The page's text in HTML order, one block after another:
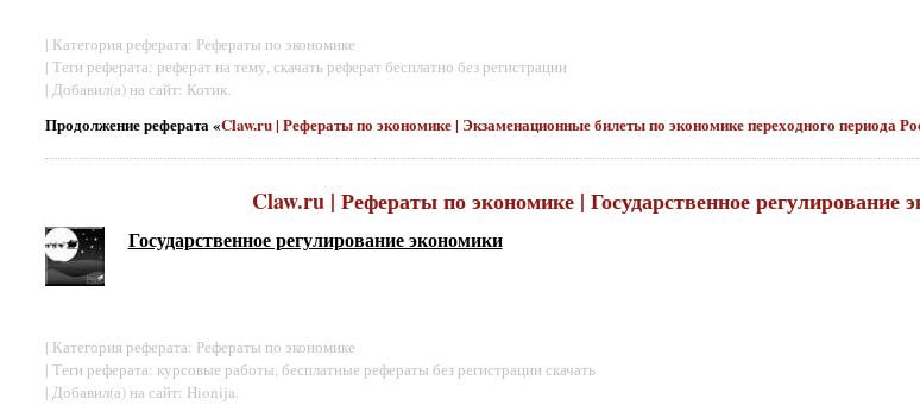
| Категория реферата: Рефераты по экономике
| Теги реферата: реферат на тему, скачать реферат бесплатно без регистрации
| Добавил(а) на сайт: Котик.
Продолжение реферата «Claw.ru | Рефераты по экономике | Экзаменационные билеты по экономике переходного периода
Claw.ru | Рефераты по экономике | Государственное регулирование
Государственное регулирование экономики
| Категория реферата: Рефераты по экономике
| Теги реферата: курсовые работы, бесплатные рефераты без регистрации скачать
| Добавил(а) на сайт: Hionija.